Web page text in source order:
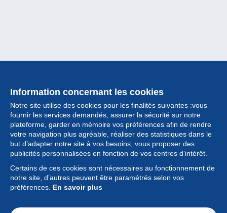
Information concernant les cookies
Notre site utilise des cookies pour les finalités suivantes :vous
fournir les services demandés, assurer la sécurité sur notre
plateforme, garder en mémoire vos préférences afin de rendre
votre navigation plus agréable, réaliser des statistiques dans le
but d’adapter notre site à vos besoins, vous proposer des
publicités personnalisées en fonction de vos centres d’intérêt.
Certains de ces cookies sont nécessaires au fonctionnement de
notre site, d’autres peuvent être paramétrés selon vos
préférences. En savoir plus
Collection
Actualités
Fonctionnalités